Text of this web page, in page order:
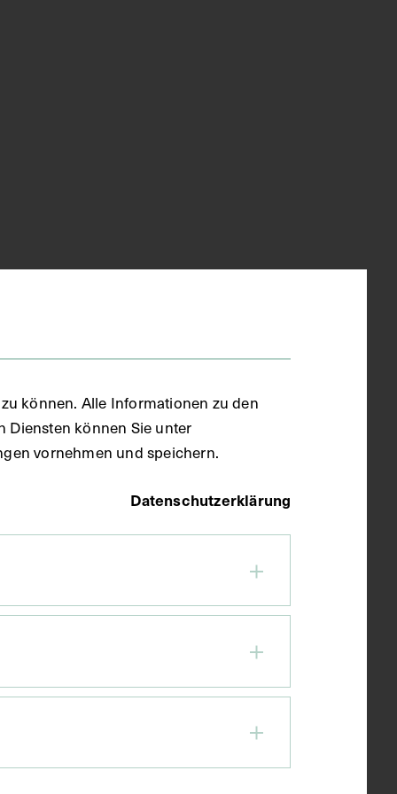
können. Alle Informationen zu den
Diensten können Sie unter
vornehmen und speichern.
Datenschutzerklärung